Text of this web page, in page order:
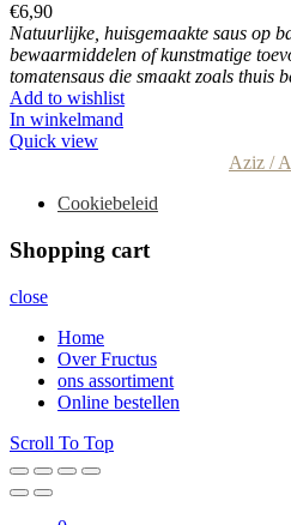
€6,90
Natuurlijke, huisgemaakte saus op
bewaarmiddelen of kunstmatige
tomatensaus die smaakt zoals thuis
Add to wishlist
In winkelmand
Quick view
Aziz /
Cookiebeleid
Shopping cart
close
Home
Over Fructus
ons assortiment
Online bestellen
Scroll To Top